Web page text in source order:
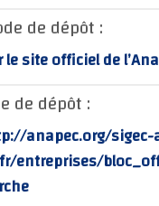
Mode de dépôt :
sur le site officiel de
Site de dépôt :
http://anapec.org/
rv/fr/entreprises/
herche